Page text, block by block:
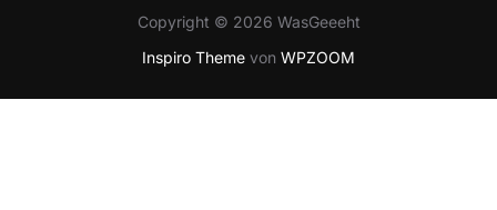
Copyright © 2026 WasGeeeht
Inspiro Theme von WPZOOM